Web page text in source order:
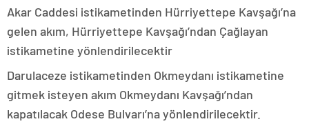
Akar Caddesi istikametinden Hürriyettepe Kavşağı’na
gelen akım, Hürriyettepe Kavşağı’ndan Çağlayan
istikametine yönlendirilecektir
Darulaceze istikametinden Okmeydanı istikametine
gitmek isteyen akım Okmeydanı Kavşağı’ndan
kapatılacak Odese Bulvarı’na yönlendirilecektir.